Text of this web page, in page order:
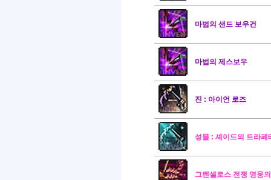
마법의 샌드 보우건
마법의 제스보우
진 : 아이언 로즈
성물 : 셰이드의 트라페
그렌셀로스 전쟁 영웅